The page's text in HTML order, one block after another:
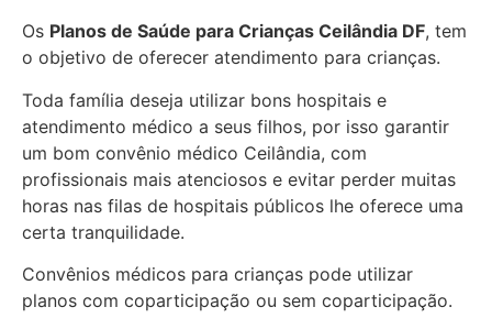
Os Planos de Saúde para Crianças Ceilândia DF, tem
o objetivo de oferecer atendimento para crianças.
Toda família deseja utilizar bons hospitais e
atendimento médico a seus filhos, por isso garantir
um bom convênio médico Ceilândia, com
profissionais mais atenciosos e evitar perder muitas
horas nas filas de hospitais públicos lhe oferece uma
certa tranquilidade.
Convênios médicos para crianças pode utilizar
planos com coparticipação ou sem coparticipação.